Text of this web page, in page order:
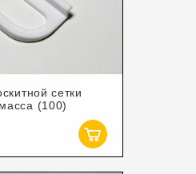
сетки
(100)